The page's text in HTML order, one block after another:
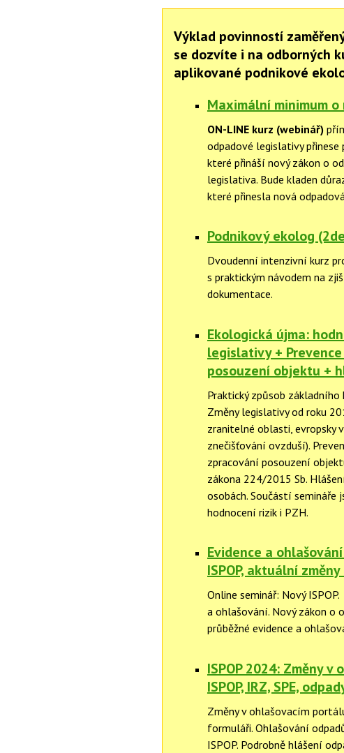
Výklad povinností
se dozvíte i na odborných
aplikované podnikové
Maximální minimum
ON-LINE kurz (webinář)
odpadové legislativy
které přináší nový zákon o
legislativa. Bude kladen
které přinesla nová
Podnikový ekolog
Dvoudenní intenzivní kurz
s praktickým návodem na
dokumentace.
Ekologická újma:
legislativy +
posouzení objektu +
Praktický způsob
Změny legislativy od roku
zranitelné oblasti, evropsky
znečišťování ovzduší).
zpracování posouzení
zákona 224/2015 Sb.
osobách. Součástí
hodnocení rizik i PZH.
Evidence a
ISPOP, aktuální
Online seminář: Nový
a ohlašování. Nový zákon o
průběžné evidence a
ISPOP 2024: Změny v
ISPOP, IRZ, SPE,
Změny v ohlašovacím
formuláři. Ohlašování
ISPOP. Podrobně hlášení